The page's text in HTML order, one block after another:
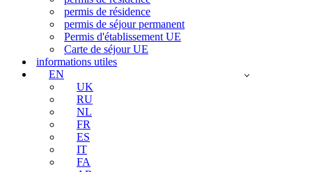
permis de résidence
permis de séjour permanent
Permis d'établissement UE
Carte de séjour UE
informations utiles
EN
UK
RU
NL
FR
ES
IT
FA